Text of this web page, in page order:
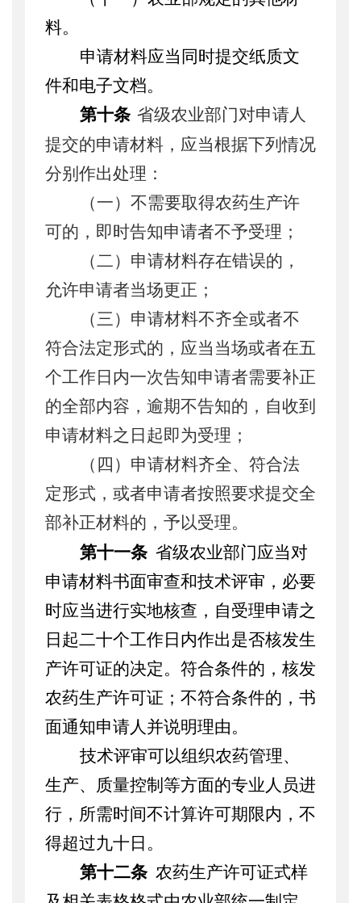
料。
申请材料应当同时提交纸质文
件和电子文档。
第十条 省级农业部门对申请人
提交的申请材料，应当根据下列情况
分别作出处理：
（一）不需要取得农药生产许
可的，即时告知申请者不予受理；
（二）申请材料存在错误的，
允许申请者当场更正；
（三）申请材料不齐全或者不
符合法定形式的，应当当场或者在五
个工作日内一次告知申请者需要补正
的全部内容，逾期不告知的，自收到
申请材料之日起即为受理；
（四）申请材料齐全、符合法
定形式，或者申请者按照要求提交全
部补正材料的，予以受理。
第十一条 省级农业部门应当对
申请材料书面审查和技术评审，必要
时应当进行实地核查，自受理申请之
日起二十个工作日内作出是否核发生
产许可证的决定。符合条件的，核发
农药生产许可证；不符合条件的，书
面通知申请人并说明理由。
技术评审可以组织农药管理、
生产、质量控制等方面的专业人员进
行，所需时间不计算许可期限内，不
得超过九十日。
第十二条 农药生产许可证式样